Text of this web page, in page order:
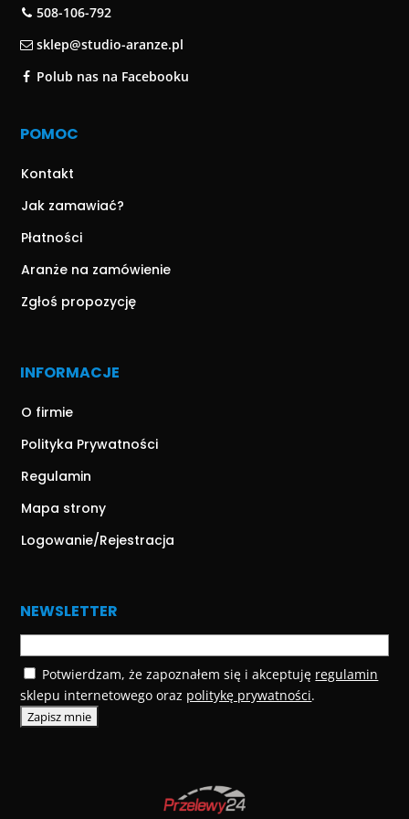
508-106-792
sklep@studio-aranze.pl
Polub nas na Facebooku
POMOC
Kontakt
Jak zamawiać?
Płatności
Aranże na zamówienie
Zgłoś propozycję
INFORMACJE
O firmie
Polityka Prywatności
Regulamin
Mapa strony
Logowanie/Rejestracja
NEWSLETTER
Potwierdzam, że zapoznałem się i akceptuję regulamin
sklepu internetowego oraz politykę prywatności.